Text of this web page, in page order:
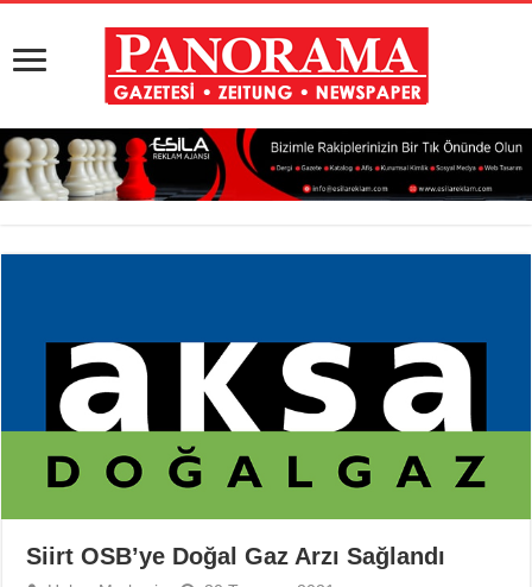
Siirt OSB’ye Doğal Gaz Arzı Sağlandı